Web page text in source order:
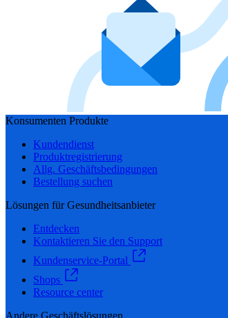
Konsumenten Produkte
Kundendienst
Produktregistrierung
Allg. Geschäftsbedingungen
Bestellung suchen
Lösungen für Gesundheitsanbieter
Entdecken
Kontaktieren Sie den Support
Kundenservice-Portal
Shops
Resource center